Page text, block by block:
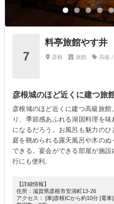
7
料亭旅館やす井
彦根 旅館 高級
彦根城のほど近くに建つ旅
彦根城のほど近くに建つ高級旅
り、季節感あふれる湖国料理を
になるだろう。お風呂も魅力の
庭を眺められる露天風呂や木の
できる。宴会ができる部屋が施
行にも便利。
【詳細情報】
住所：滋賀県彦根市安清町13-26
アクセス： [車]彦根ICから約10分 [電